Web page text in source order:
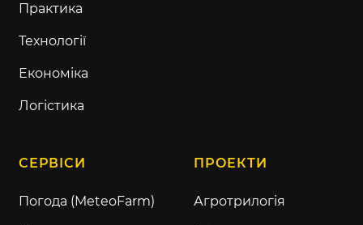
Практика
Технології
Економіка
Логістика
СЕРВІСИ
Погода (MeteoFarm)
ПРОЕКТИ
Агротрилогія